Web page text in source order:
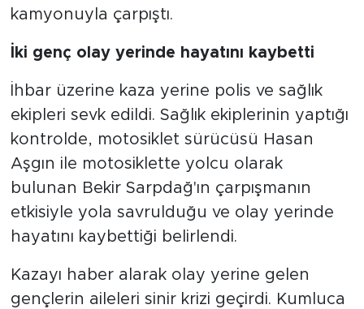
kamyonuyla çarpıştı.
İki genç olay yerinde hayatını kaybetti
İhbar üzerine kaza yerine polis ve sağlık
ekipleri sevk edildi. Sağlık ekiplerinin yaptığı
kontrolde, motosiklet sürücüsü Hasan
Aşgın ile motosiklette yolcu olarak
bulunan Bekir Sarpdağ'ın çarpışmanın
etkisiyle yola savrulduğu ve olay yerinde
hayatını kaybettiği belirlendi.
Kazayı haber alarak olay yerine gelen
gençlerin aileleri sinir krizi geçirdi. Kumluca